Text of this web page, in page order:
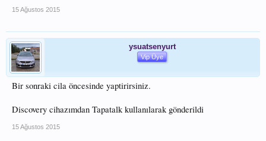
15 Ağustos 2015
ysuatsenyurt
Vip Üye
Bir sonraki cila öncesinde yaptirirsiniz.
Discovery cihazımdan Tapatalk kullanılarak gönderildi
15 Ağustos 2015